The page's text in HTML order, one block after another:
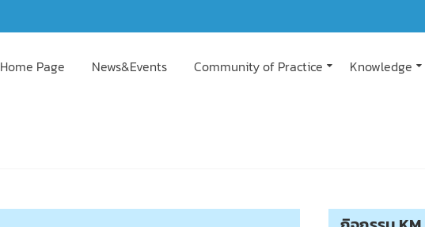
Home Page News&Events Community of Practice Knowledge